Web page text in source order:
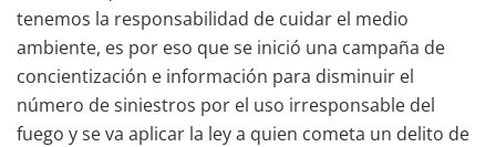
tenemos la responsabilidad de cuidar el medio
ambiente, es por eso que se inició una campaña de
concientización e información para disminuir el
número de siniestros por el uso irresponsable del
fuego y se va aplicar la ley a quien cometa un delito de